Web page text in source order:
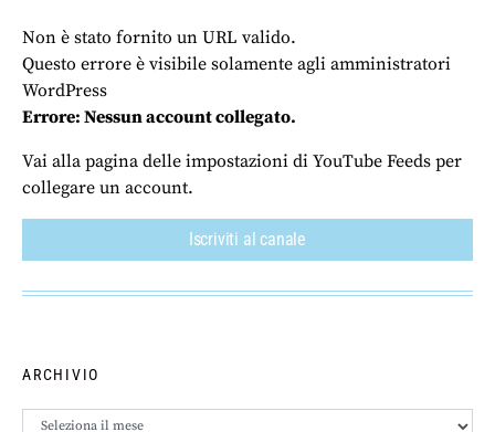
Non è stato fornito un URL valido.
Questo errore è visibile solamente agli amministratori
WordPress
Errore: Nessun account collegato.
Vai alla pagina delle impostazioni di YouTube Feeds per
collegare un account.
Iscriviti al canale
ARCHIVIO
Archivio